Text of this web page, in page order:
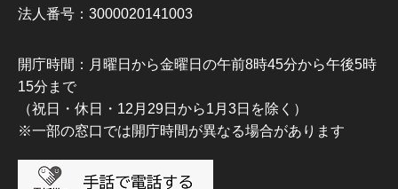
法人番号：3000020141003
開庁時間：月曜日から金曜日の午前8時45分から午後5時
15分まで
（祝日・休日・12月29日から1月3日を除く）
※一部の窓口では開庁時間が異なる場合があります